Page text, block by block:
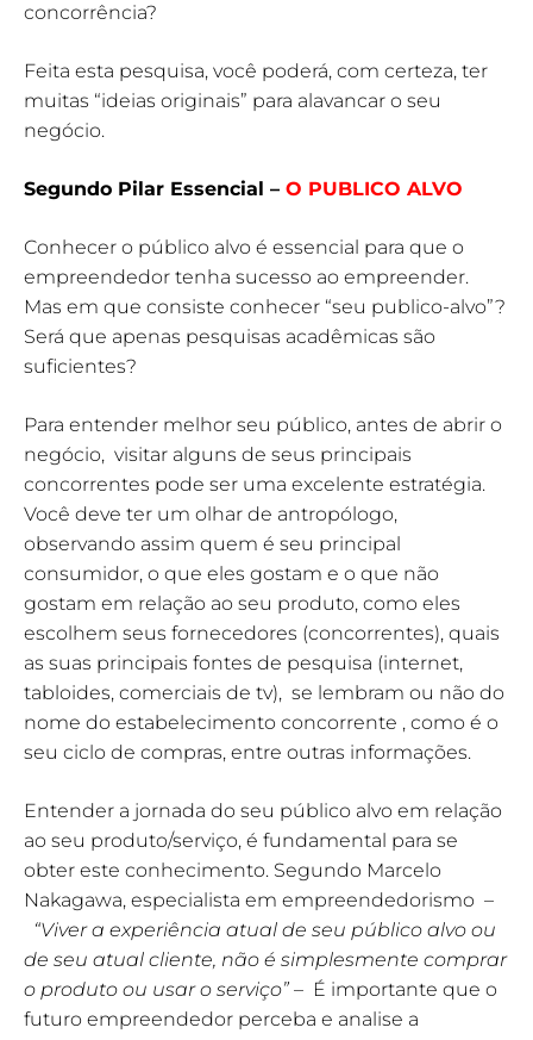
concorrência?
Feita esta pesquisa, você poderá, com certeza, ter
muitas “ideias originais” para alavancar o seu
negócio.
Segundo Pilar Essencial – O PUBLICO ALVO
Conhecer o público alvo é essencial para que o
empreendedor tenha sucesso ao empreender.
Mas em que consiste conhecer “seu publico-alvo”?
Será que apenas pesquisas acadêmicas são
suficientes?
Para entender melhor seu público, antes de abrir o
negócio, visitar alguns de seus principais
concorrentes pode ser uma excelente estratégia.
Você deve ter um olhar de antropólogo,
observando assim quem é seu principal
consumidor, o que eles gostam e o que não
gostam em relação ao seu produto, como eles
escolhem seus fornecedores (concorrentes), quais
as suas principais fontes de pesquisa (internet,
tabloides, comerciais de tv), se lembram ou não do
nome do estabelecimento concorrente , como é o
seu ciclo de compras, entre outras informações.
Entender a jornada do seu público alvo em relação
ao seu produto/serviço, é fundamental para se
obter este conhecimento. Segundo Marcelo
Nakagawa, especialista em empreendedorismo –
“Viver a experiência atual de seu público alvo ou
de seu atual cliente, não é simplesmente comprar
o produto ou usar o serviço” – É importante que o
futuro empreendedor perceba e analise a